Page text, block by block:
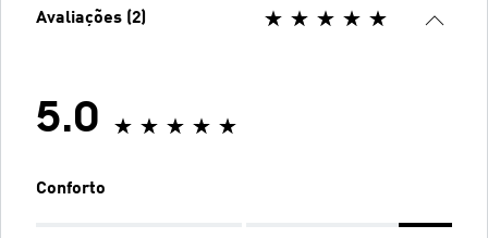
Avaliações (2)
5.0
Conforto